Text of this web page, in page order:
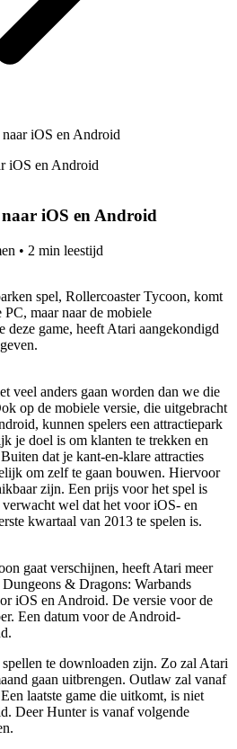
iOS en Android
iOS en Android
• 2 min leestijd
spel, Rollercoaster Tycoon, komt
maar naar de mobiele
deze game, heeft Atari aangekondigd
veel anders gaan worden dan we die
op de mobiele versie, die uitgebracht
kunnen spelers een attractiepark
je doel is om klanten te trekken en
dat je kant-en-klare attracties
om zelf te gaan bouwen. Hiervoor
zijn. Een prijs voor het spel is
wel dat het voor iOS- en
kwartaal van 2013 te spelen is.
gaat verschijnen, heeft Atari meer
& Dragons: Warbands
iOS en Android. De versie voor de
Een datum voor de Android-
te downloaden zijn. Zo zal Atari
gaan uitbrengen. Outlaw zal vanaf
laatste game die uitkomt, is niet
Deer Hunter is vanaf volgende